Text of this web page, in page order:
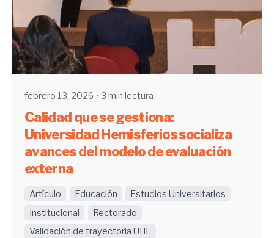
Enviado por
Community
febrero 13, 2026 3 min lectura
Calidad que se gestiona:
Universidad Hemisferios socializa
avances del modelo de evaluación
externa
Artículo Educación
Estudios Universitarios
Institucional
Rectorado
Validación de trayectoria UHE